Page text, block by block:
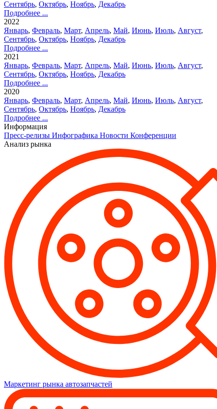
Сентябрь, Октябрь, Ноябрь, Декабрь
Подробнее ...
2022
Январь, Февраль, Март, Апрель, Май, Июнь, Июль, Август,
Сентябрь, Октябрь, Ноябрь, Декабрь
Подробнее ...
2021
Январь, Февраль, Март, Апрель, Май, Июнь, Июль, Август,
Сентябрь, Октябрь, Ноябрь, Декабрь
Подробнее ...
2020
Январь, Февраль, Март, Апрель, Май, Июнь, Июль, Август,
Сентябрь, Октябрь, Ноябрь, Декабрь
Подробнее ...
Информация
Пресс-релизы Инфографика Новости Конференции
Анализ рынка
Маркетинг рынка автозапчастей